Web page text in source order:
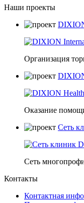
Наши проекты
Организация
Оказание
Сеть
Сеть
Контакты
Контактная